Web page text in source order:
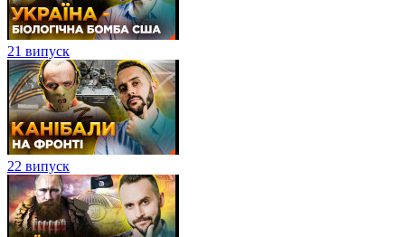
21 випуск
22 випуск